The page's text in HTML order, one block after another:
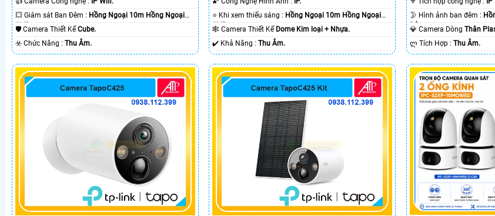
💥 Giám sát Ban Đêm : Hồng Ngoại 10m Hồng Ngoại
SMD.🛡 Camera Thiết KếCube.
️☣️ Chức Năng : Thu Âm.
⭐ Khi xem thiếu sáng : Hồng Ngoại 10m Hồng Ngoại
SMD.🕸️ Camera Thiết Kế Dome Kim loại + Nhựa.
️✔️ Khả Năng :Thu Âm.
🌛 Hình ảnh ban đêm :
Ðêm.💎 Camera Dòng Thân
️ლ Tích Hợp : Thu Âm.